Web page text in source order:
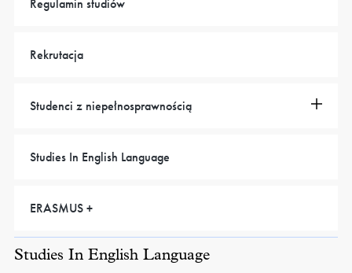
Regulamin studiów
Rekrutacja
Studenci z niepełnosprawnością
Studies In English Language
ERASMUS +
Studies In English Language